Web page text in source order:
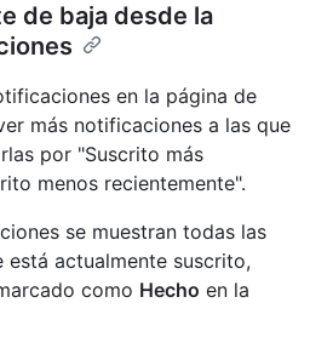
de baja desde la
en la página de
más notificaciones a las que
por "Suscrito más
menos recientemente".
se muestran todas las
actualmente suscrito,
como Hecho en la